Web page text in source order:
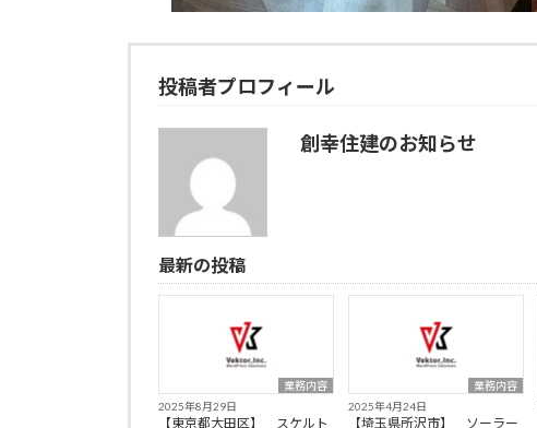
投稿者プロフィール
創幸住建のお知らせ
最新の投稿
業務内容
2025年8月29日
【東京都大田区】 スケルト
業務内容
2025年4月24日
【埼玉県所沢市】 ソーラー